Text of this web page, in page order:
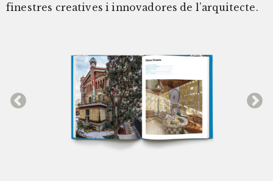
finestres creatives i innovadores de l’arquitecte.